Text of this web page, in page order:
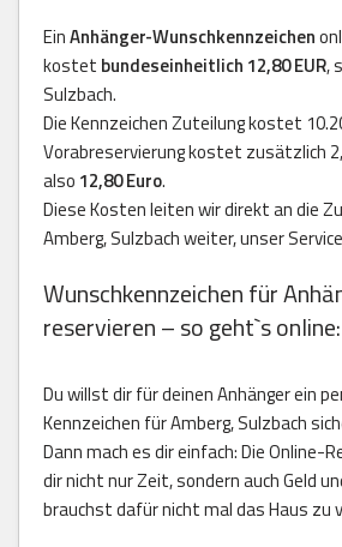
EinAnhänger-Wunschkennzeichen
kostet bundeseinheitlich 12,80 EUR,
Sulzbach.
Die Kennzeichen Zuteilung kostet
Vorabreservierung kostet zusätzlich
also 12,80 Euro.
Diese Kosten leiten wir direkt an die
Amberg, Sulzbach weiter, unser
Wunschkennzeichen für
reservieren – so geht`s online:
Du willst dir für deinen Anhänger ein
Kennzeichen für Amberg, Sulzbach
Dann mach es dir einfach: Die Online-
dir nicht nur Zeit, sondern auch Geld
brauchst dafür nicht mal das Haus zu